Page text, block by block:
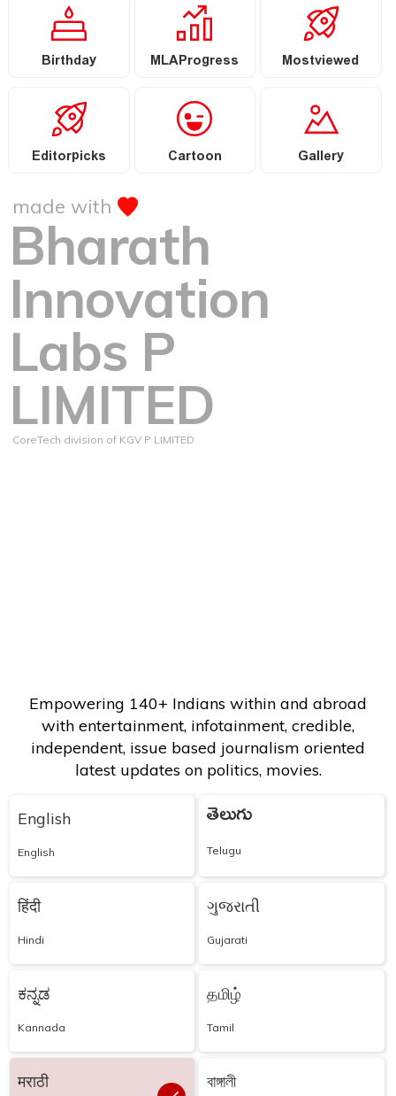
Birthday MLAProgress Mostviewed
Editorpicks Cartoon Gallery
made with
Bharath
Innovation
Labs P
LIMITED
CoreTech division of KGV P LIMITED
Empowering 140+ Indians within and abroad
with entertainment, infotainment, credible,
independent, issue based journalism oriented
latest updates on politics, movies.
English
English
తెలుగు
Telugu
हिंदी
Hindi
ગુજરાતી
Gujarati
ಕನ್ನಡ
Kannada
தமிழ்
Tamil
मराठी বাঙ্গালী